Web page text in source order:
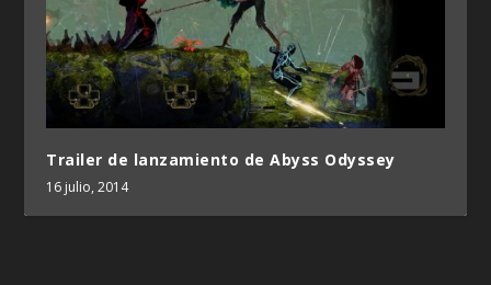
Trailer de lanzamiento de Abyss Odyssey
16 julio, 2014